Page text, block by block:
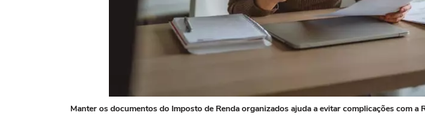
Manter os documentos do Imposto de Renda organizados ajuda a evitar complicações com a